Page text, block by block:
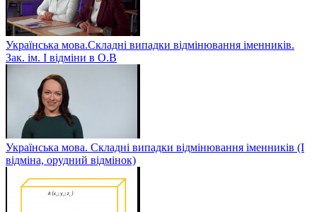
Українська мова.Складні випадки відмінювання іменників.
Зак. ім. І відміни в О.В
Українська мова. Складні випадки відмінювання іменників (І
відміна, орудний відмінок)